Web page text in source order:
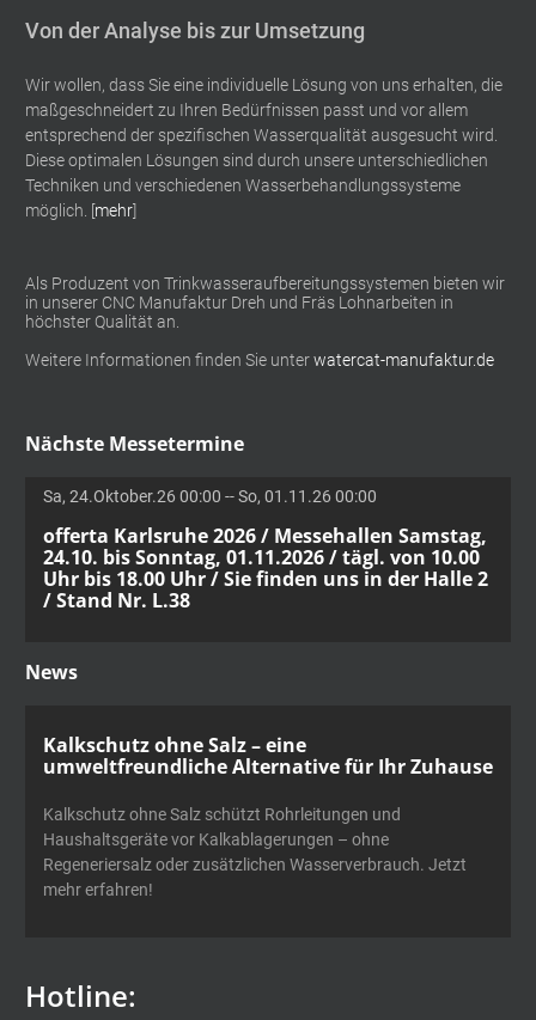
Von der Analyse bis zur Umsetzung
Wir wollen, dass Sie eine individuelle Lösung von uns erhalten, die
maßgeschneidert zu Ihren Bedürfnissen passt und vor allem
entsprechend der spezifischen Wasserqualität ausgesucht wird.
Diese optimalen Lösungen sind durch unsere unterschiedlichen
Techniken und verschiedenen Wasserbehandlungssysteme
möglich. [mehr]
Als Produzent von Trinkwasseraufbereitungssystemen bieten wir
in unserer CNC Manufaktur Dreh und Fräs Lohnarbeiten in
höchster Qualität an.
Weitere Informationen finden Sie unterwatercat-manufaktur.de
Nächste Messetermine
Sa, 24.Oktober.26 00:00 -- So, 01.11.26 00:00
offerta Karlsruhe 2026 / Messehallen Samstag,
24.10. bis Sonntag, 01.11.2026 / tägl. von 10.00
Uhr bis 18.00 Uhr / Sie finden uns in der Halle 2
/ Stand Nr. L.38
News
Kalkschutz ohne Salz – eine
umweltfreundliche Alternative für Ihr Zuhause
Kalkschutz ohne Salz schützt Rohrleitungen und
Haushaltsgeräte vor Kalkablagerungen – ohne
Regeneriersalz oder zusätzlichen Wasserverbrauch. Jetzt
mehr erfahren!
Hotline: